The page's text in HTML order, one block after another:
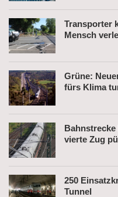
Transporter
Mensch
Grüne:
fürs Klima
vierte Zug
250
Tunnel